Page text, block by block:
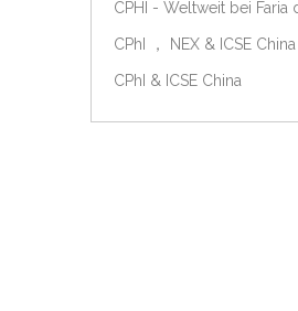
CPhI ， NEX & ICSE China
CPhI & ICSE China